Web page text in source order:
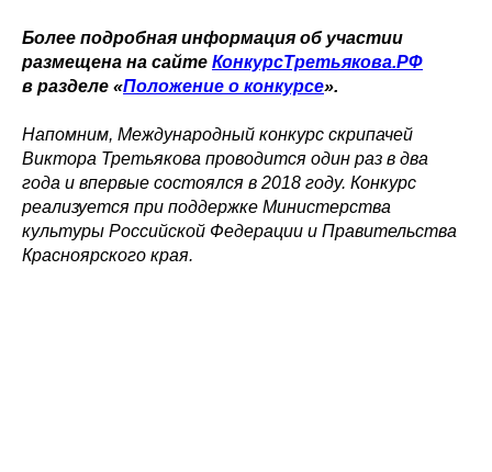
Более подробная информация об участии
размещена на сайте КонкурсТретьякова.РФ
в разделе «Положение о конкурсе».
Напомним, Международный конкурс скрипачей
Виктора Третьякова проводится один раз в два
года и впервые состоялся в 2018 году. Конкурс
реализуется при поддержке Министерства
культуры Российской Федерации и Правительства
Красноярского края.